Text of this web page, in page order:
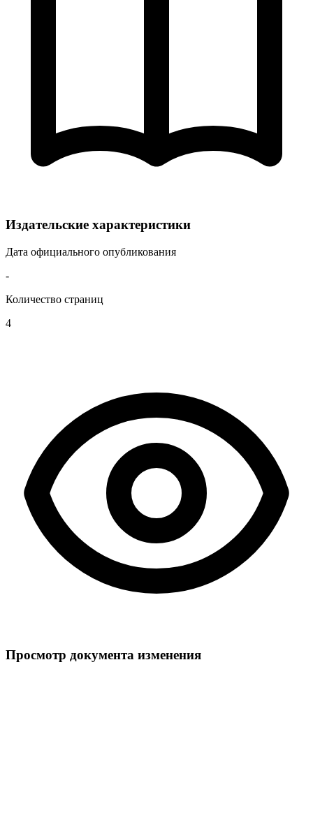
Издательские характеристики
Дата официального опубликования
-
Количество страниц
4
Просмотр документа изменения